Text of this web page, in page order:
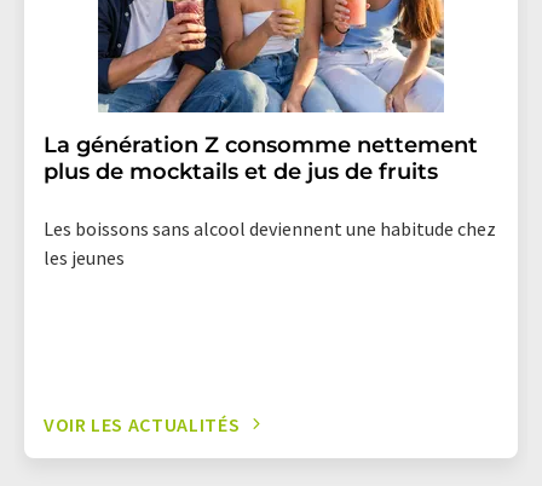
La génération Z consomme nettement
plus de mocktails et de jus de fruits
Les boissons sans alcool deviennent une habitude chez
les jeunes
VOIR LES ACTUALITÉS